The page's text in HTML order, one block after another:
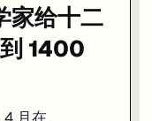
家给十二
1400